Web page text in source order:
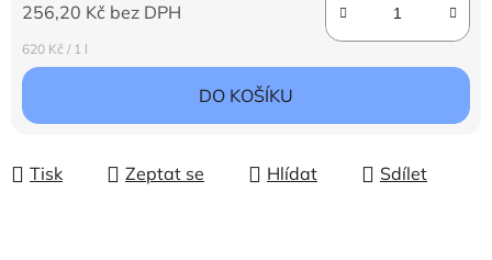
256,20 Kč bez DPH
Měrná cena:
620 Kč / 1 l
DO KOŠÍKU
Tisk Zeptat se Hlídat Sdílet